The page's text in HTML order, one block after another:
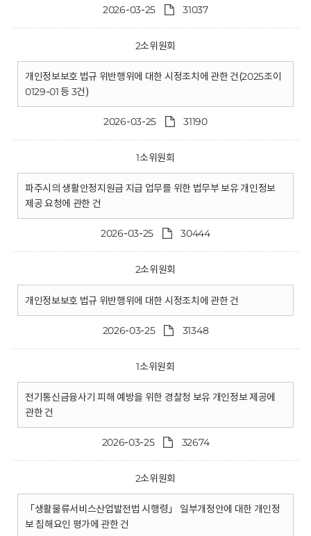
2026-03-25 31037
2소위원회
개인정보보호 법규 위반행위에 대한 시정조치에 관한 건(2025조이
0129-01 등 3건)
2026-03-25 31190
1소위원회
파주시의 생활안정지원금 지급 업무를 위한 법무부 보유 개인정보
제공 요청에 관한 건
2026-03-25 30444
2소위원회
개인정보보호 법규 위반행위에 대한 시정조치에 관한 건
2026-03-25 31348
1소위원회
전기통신금융사기 피해 예방을 위한 경찰청 보유 개인정보 제공에
관한 건
2026-03-25 32674
2소위원회
「생활물류서비스산업발전법 시행령」 일부개정안에 대한 개인정
보 침해요인 평가에 관한 건